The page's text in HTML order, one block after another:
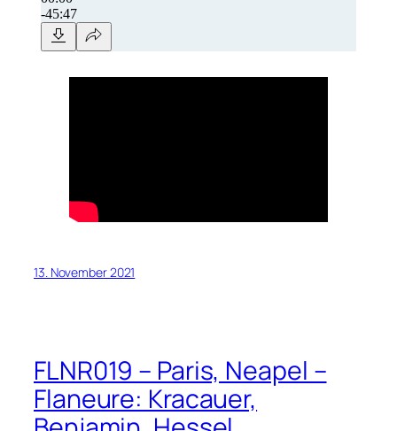
13. November 2021
FLNR019 – Paris, Neapel –
Flaneure: Kracauer,